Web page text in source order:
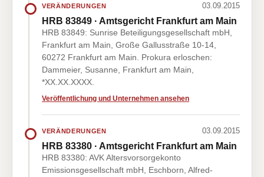
VERÄNDERUNGEN 03.09.2015
HRB 83849 · Amtsgericht Frankfurt am Main
HRB 83849: Sunrise Beteiligungsgesellschaft mbH,
Frankfurt am Main, Große Gallusstraße 10-14,
60272 Frankfurt am Main. Prokura erloschen:
Dammeier, Susanne, Frankfurt am Main,
*XX.XX.XXXX.
Veröffentlichung und Unternehmen ansehen
VERÄNDERUNGEN 03.09.2015
HRB 83380 · Amtsgericht Frankfurt am Main
HRB 83380: AVK Altersvorsorgekonto
Emissionsgesellschaft mbH, Eschborn, Alfred-